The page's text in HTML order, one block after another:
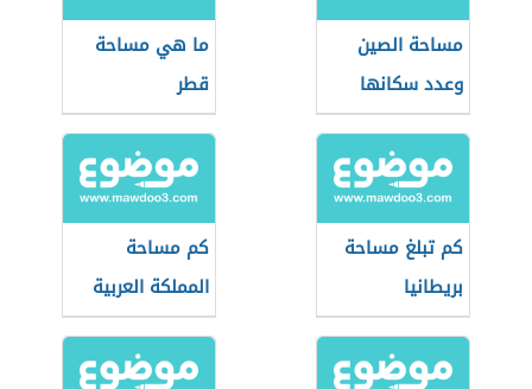
مساحة الصين
وعدد سكانها
ما هي مساحة
قطر
كم تبلغ مساحة
بريطانيا
كم مساحة
المملكة العربية
السعودية